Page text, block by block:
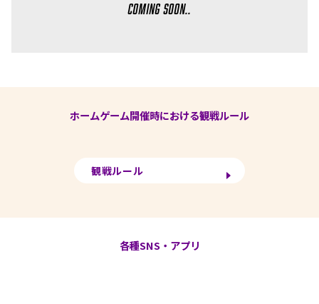
coming soon..
ホームゲーム開催時における観戦ルール
観戦ルール
各種SNS・アプリ